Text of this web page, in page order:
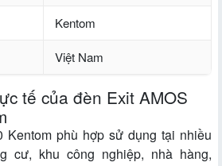
Kentom
Việt Nam
tế của đèn Exit AMOS
Kentom phù hợp sử dụng tại nhiều
cư, khu công nghiệp, nhà hàng,